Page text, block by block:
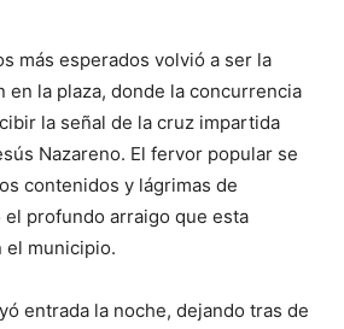
más esperados volvió a ser la
en la plaza, donde la concurrencia
la señal de la cruz impartida
Nazareno. El fervor popular se
contenidos y lágrimas de
profundo arraigo que esta
el municipio.
entrada la noche, dejando tras de